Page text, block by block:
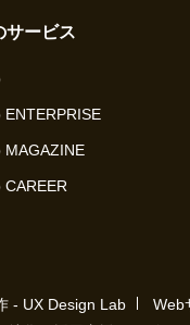
サービス
ENTERPRISE
MAGAZINE
- UX Design Lab
Web